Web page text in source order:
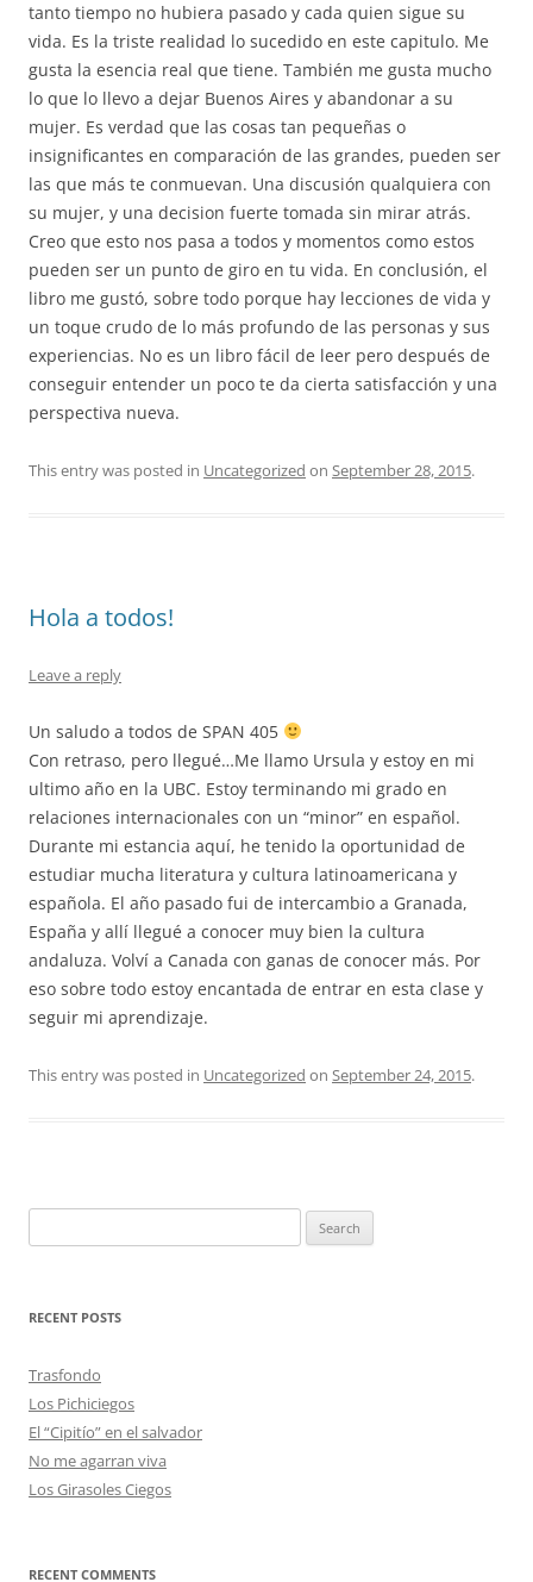
tanto tiempo no hubiera pasado y cada quien sigue su
vida. Es la triste realidad lo sucedido en este capitulo. Me
gusta la esencia real que tiene. También me gusta mucho
lo que lo llevo a dejar Buenos Aires y abandonar a su
mujer. Es verdad que las cosas tan pequeñas o
insignificantes en comparación de las grandes, pueden ser
las que más te conmuevan. Una discusión qualquiera con
su mujer, y una decision fuerte tomada sin mirar atrás.
Creo que esto nos pasa a todos y momentos como estos
pueden ser un punto de giro en tu vida. En conclusión, el
libro me gustó, sobre todo porque hay lecciones de vida y
un toque crudo de lo más profundo de las personas y sus
experiencias. No es un libro fácil de leer pero después de
conseguir entender un poco te da cierta satisfacción y una
perspectiva nueva.
This entry was posted in Uncategorized on September 28, 2015.
Hola a todos!
Leave a reply
Un saludo a todos de SPAN 405
Con retraso, pero llegué…Me llamo Ursula y estoy en mi
ultimo año en la UBC. Estoy terminando mi grado en
relaciones internacionales con un “minor” en español.
Durante mi estancia aquí, he tenido la oportunidad de
estudiar mucha literatura y cultura latinoamericana y
española. El año pasado fui de intercambio a Granada,
España y allí llegué a conocer muy bien la cultura
andaluza. Volví a Canada con ganas de conocer más. Por
eso sobre todo estoy encantada de entrar en esta clase y
seguir mi aprendizaje.
This entry was posted in Uncategorized on September 24, 2015.
for:
RECENT POSTS
Trasfondo
Los Pichiciegos
El “Cipitío” en el salvador
No me agarran viva
Los Girasoles Ciegos
RECENT COMMENTS